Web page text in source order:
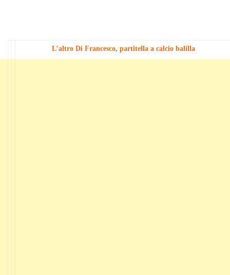
L’altro Di Francesco, partitella a calcio balilla